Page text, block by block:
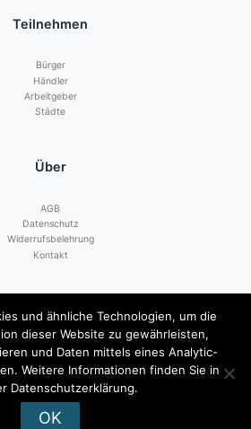
Teilnehmen
Bürger
Händler
Arbeitgeber
Städte
Über
AGB
Datenschutz
Widerrufsbelehrung
Kontakt
Zahlen mit
und ähnliche Technologien, um die
dieser Website zu gewährleisten,
und Daten mittels eines Analytic-
Weitere Informationen finden Sie in
Datenschutzerklärung.
OK